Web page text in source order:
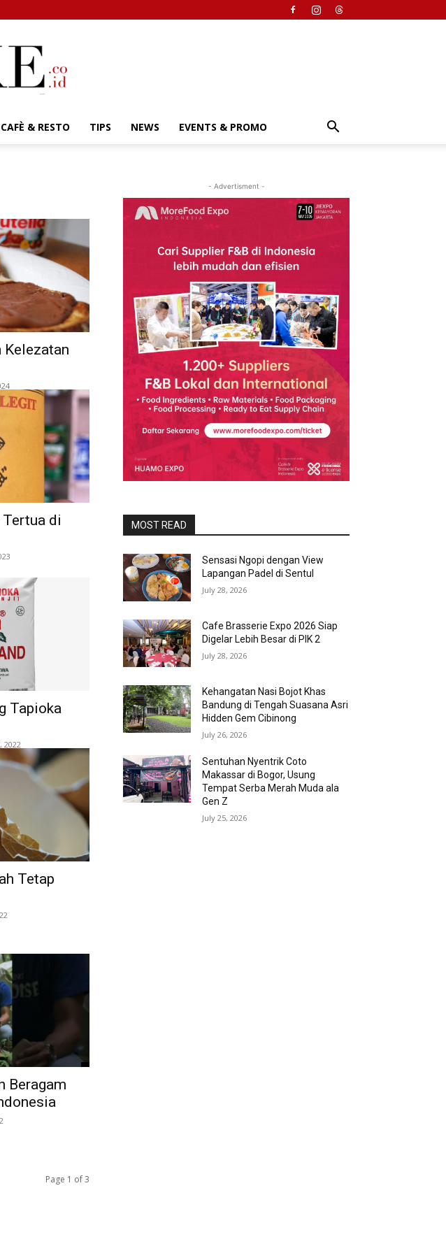
CAFÈ & RESTO TIPS NEWS EVENTS & PROMO
Kelezatan
di
Tapioka
2022
Tetap
Beragam
Page 1 of 3
- Advertisment -
MOST READ
Sensasi Ngopi dengan View
Lapangan Padel di Sentul
July 28, 2026
Cafe Brasserie Expo 2026 Siap
Digelar Lebih Besar di PIK 2
July 28, 2026
Kehangatan Nasi Bojot Khas
Bandung di Tengah Suasana Asri
Hidden Gem Cibinong
July 26, 2026
Sentuhan Nyentrik Coto
Makassar di Bogor, Usung
Tempat Serba Merah Muda ala
Gen Z
July 25, 2026